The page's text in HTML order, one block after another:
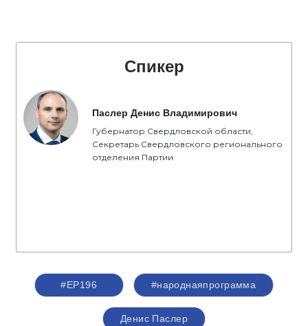
Спикер
Паслер Денис Владимирович
Губернатор Свердловской области,
Секретарь Свердловского регионального
отделения Партии
#ЕР196 #народнаяпрограмма
Денис Паслер